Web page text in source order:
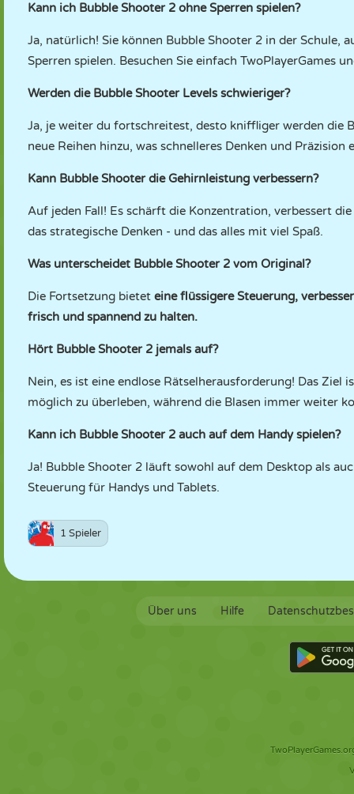
Kann ich Bubble Shooter 2 ohne Sperren spielen?
Ja, natürlich! Sie können Bubble Shooter 2 in der Schule,
Sperren spielen. Besuchen Sie einfach TwoPlayerGames
Werden die Bubble Shooter Levels schwieriger?
Ja, je weiter du fortschreitest, desto kniffliger werden die
neue Reihen hinzu, was schnelleres Denken und Präzision
Kann Bubble Shooter die Gehirnleistung verbessern?
Auf jeden Fall! Es schärft die Konzentration, verbessert
das strategische Denken - und das alles mit viel Spaß.
Was unterscheidet Bubble Shooter 2 vom Original?
Die Fortsetzung bietet eine flüssigere Steuerung,
frisch und spannend zu halten.
Hört Bubble Shooter 2 jemals auf?
Nein, es ist eine endlose Rätselherausforderung! Das Ziel
möglich zu überleben, während die Blasen immer weiter
Kann ich Bubble Shooter 2 auch auf dem Handy spielen?
Ja! Bubble Shooter 2 läuft sowohl auf dem Desktop als
Steuerung für Handys und Tablets.
1 Spieler
Über uns Hilfe